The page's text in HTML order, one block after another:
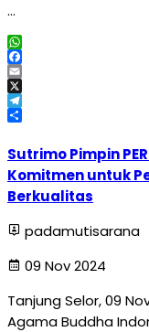
…
WhatsApp
Facebook
Email
X
Telegram
Sutrimo Pimpin
Komitmen untuk
Berkualitas
padamutisarana
09 Nov 2024
Tanjung Selor, 09
Agama Buddha